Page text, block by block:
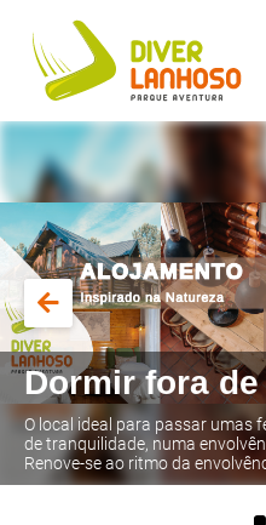
Dormir fora
O local ideal para passar umas
de tranquilidade, numa
Renove-se ao ritmo da